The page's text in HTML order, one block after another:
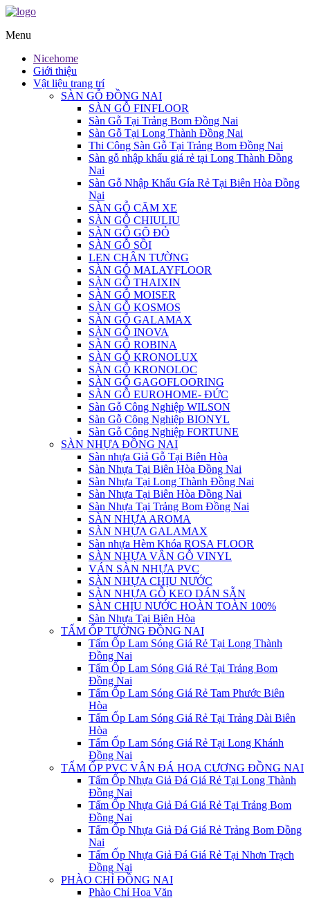
Menu
Nicehome
Giới thiệu
Vật liệu trang trí
SÀN GỖ ĐỒNG NAI
SÀN GỖ FINFLOOR
Sàn Gỗ Tại Trảng Bom Đồng Nai
Sàn Gỗ Tại Long Thành Đồng Nai
Thi Công Sàn Gỗ Tại Trảng Bom Đồng Nai
Sàn gỗ nhập khẩu giá rẻ tại Long Thành Đồng
Nai
Sàn Gỗ Nhập Khẩu Gía Rẻ Tại Biên Hòa Đồng
Nai
SÀN GỖ CĂM XE
SÀN GỖ CHIULIU
SÀN GỖ GÕ ĐỎ
SÀN GỖ SỒI
LEN CHÂN TƯỜNG
SÀN GỖ MALAYFLOOR
SÀN GỖ THAIXIN
SÀN GỖ MOISER
SÀN GỖ KOSMOS
SÀN GỖ GALAMAX
SÀN GỖ INOVA
SÀN GỖ ROBINA
SÀN GỖ KRONOLUX
SÀN GỖ KRONOLOC
SÀN GỖ GAGOFLOORING
SÀN GỖ EUROHOME- ĐỨC
Sàn Gỗ Công Nghiệp WILSON
Sàn Gỗ Công Nghiệp BIONYL
Sàn Gỗ Công Nghiệp FORTUNE
SÀN NHỰA ĐỒNG NAI
Sàn nhựa Giả Gỗ Tại Biên Hòa
Sàn Nhựa Tại Biên Hòa Đồng Nai
Sàn Nhựa Tại Long Thành Đồng Nai
Sàn Nhựa Tại Biên Hòa Đồng Nai
Sàn Nhựa Tại Trảng Bom Đồng Nai
SÀN NHỰA AROMA
SÀN NHỰA GALAMAX
Sàn nhựa Hèm Khóa ROSA FLOOR
SÀN NHỰA VÂN GỖ VINYL
VÁN SÀN NHỰA PVC
SÀN NHỰA CHỊU NƯỚC
SÀN NHỰA GỖ KEO DÁN SẴN
SÀN CHỊU NƯỚC HOÀN TOÀN 100%
Sàn Nhựa Tại Biên Hòa
TẤM ỐP TƯỜNG ĐỒNG NAI
Tấm Ốp Lam Sóng Giá Rẻ Tại Long Thành
Đồng Nai
Tấm Ốp Lam Sóng Giá Rẻ Tại Trảng Bom
Đồng Nai
Tấm Ốp Lam Sóng Giá Rẻ Tam Phước Biên
Hòa
Tấm Ốp Lam Sóng Giá Rẻ Tại Trảng Dài Biên
Hòa
Tấm Ốp Lam Sóng Giá Rẻ Tại Long Khánh
Đồng Nai
TẤM ỐP PVC VÂN ĐÁ HOA CƯƠNG ĐỒNG NAI
Tấm Ốp Nhựa Giả Đá Giá Rẻ Tại Long Thành
Đồng Nai
Tấm Ốp Nhựa Giả Đá Giá Rẻ Tại Trảng Bom
Đồng Nai
Tấm Ốp Nhựa Giả Đá Giá Rẻ Trảng Bom Đồng
Nai
Tấm Ốp Nhựa Giả Đá Giá Rẻ Tại Nhơn Trạch
Đồng Nai
PHÀO CHỈ ĐỒNG NAI
Phào Chỉ Hoa Văn